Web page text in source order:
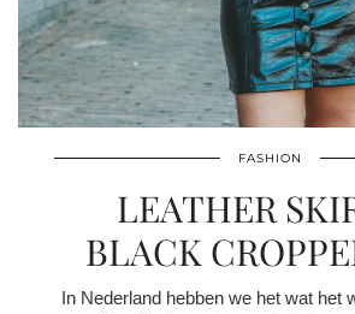
FASHION
LEATHER
BLACK
In Nederland hebben we het wat het